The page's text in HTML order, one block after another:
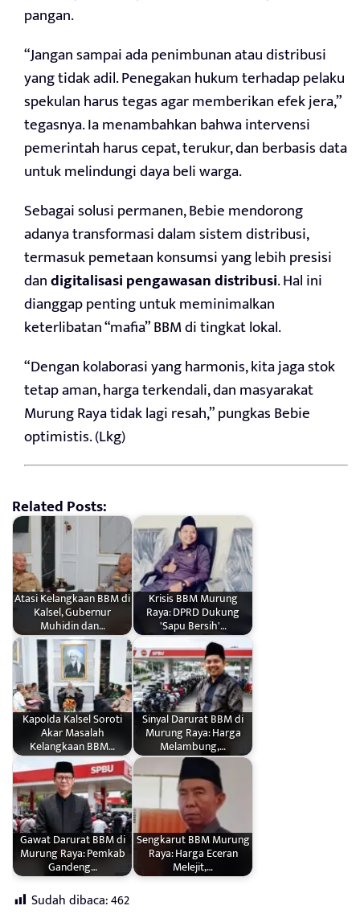
pangan.
“Jangan sampai ada penimbunan atau distribusi
yang tidak adil. Penegakan hukum terhadap pelaku
spekulan harus tegas agar memberikan efek jera,”
tegasnya. Ia menambahkan bahwa intervensi
pemerintah harus cepat, terukur, dan berbasis data
untuk melindungi daya beli warga.
Sebagai solusi permanen, Bebie mendorong
adanya transformasi dalam sistem distribusi,
termasuk pemetaan konsumsi yang lebih presisi
dandigitalisasi pengawasan distribusi. Hal ini
dianggap penting untuk meminimalkan
keterlibatan “mafia” BBM di tingkat lokal.
“Dengan kolaborasi yang harmonis, kita jaga stok
tetap aman, harga terkendali, dan masyarakat
Murung Raya tidak lagi resah,” pungkas Bebie
optimistis. (Lkg)
Related Posts:
Atasi Kelangkaan BBM di
Kalsel, Gubernur
Muhidin dan…
Krisis BBM Murung
Raya: DPRD Dukung
'Sapu Bersih'…
Kapolda Kalsel Soroti
Akar Masalah
Kelangkaan BBM…
Sinyal Darurat BBM di
Murung Raya: Harga
Melambung,…
Gawat Darurat BBM di
Murung Raya: Pemkab
Gandeng…
Sengkarut BBM Murung
Raya: Harga Eceran
Melejit,…
Sudah dibaca:462